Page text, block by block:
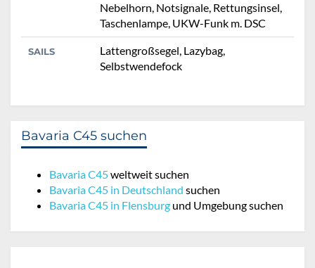
Nebelhorn, Notsignale, Rettungsinsel,
Taschenlampe, UKW-Funk m. DSC
SAILS
Lattengroßsegel, Lazybag,
Selbstwendefock
Bavaria C45 suchen
Bavaria C45weltweit suchen
Bavaria C45 in Deutschland suchen
Bavaria C45 in Flensburg und Umgebung suchen